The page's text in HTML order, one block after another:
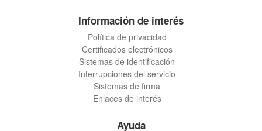
Información de interés
Política de privacidad
Certificados electrónicos
Sistemas de identificación
Interrupciones del servicio
Sistemas de firma
Enlaces de interés
Ayuda